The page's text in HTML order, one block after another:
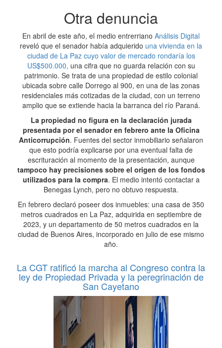
Otra denuncia
En abril de este año, el medio entrerriano Análisis Digital
reveló que el senador había adquierido una vivienda en la
ciudad de La Paz cuyo valor de mercado rondaría los
US$500.000, una cifra que no guarda relación con su
patrimonio. Se trata de una propiedad de estilo colonial
ubicada sobre calle Dorrego al 900, en una de las zonas
residenciales más cotizadas de la ciudad, con un terreno
amplio que se extiende hacia la barranca del río Paraná.
La propiedad no figura en la declaración jurada
presentada por el senador en febrero ante la Oficina
Anticorrupción. Fuentes del sector inmobiliario señalaron
que esto podría explicarse por una eventual falta de
escrituración al momento de la presentación, aunque
tampoco hay precisiones sobre el origen de los fondos
utilizados para la compra. El medio intentó contactar a
Benegas Lynch, pero no obtuvo respuesta.
En febrero declaró poseer dos inmuebles: una casa de 350
metros cuadrados en La Paz, adquirida en septiembre de
2023, y un departamento de 50 metros cuadrados en la
ciudad de Buenos Aires, incorporado en julio de ese mismo
año.
La CGT ratificó la marcha al Congreso contra la
ley de Propiedad Privada y la peregrinación de
San Cayetano